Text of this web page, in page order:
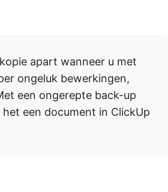
apart wanneer u met
ongeluk bewerkingen,
een ongerepte back-up
een document in ClickUp